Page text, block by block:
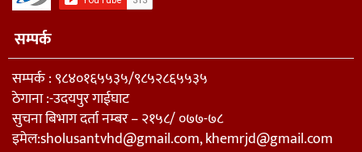
सम्पर्क
सम्पर्क : ९८४०१६५५३५/९८५२८६५५३५
ठेगाना :-उदयपुर गाईघाट
सुचना बिभाग दर्ता नम्बर – २१५८/ ०७७-७८
इमेल:sholusantvhd@gmail.com,khemrjd@gmail.com